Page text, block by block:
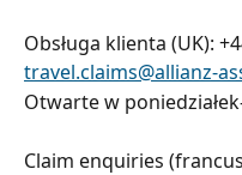
Obsługa klienta (UK):
travel.claims@allianz-
Otwarte w
Claim enquiries